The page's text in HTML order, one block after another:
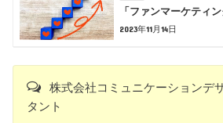
「ファンマーケティ
2023年11月14日
株式会社コミュニケーション
タント